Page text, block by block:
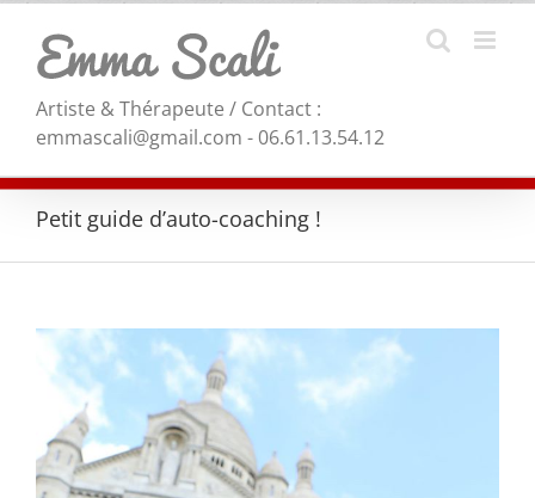
Skip
content
Artiste & Thérapeute / Contact :
emmascali@gmail.com - 06.61.13.54.12
Petit guide d’auto-coaching !
View
Larger
Image